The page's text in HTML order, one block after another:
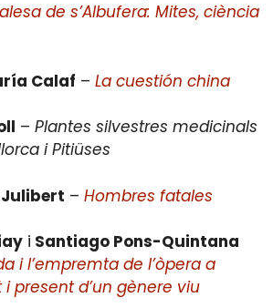
de s’Albufera: Mites, ciència
Calaf – La cuestión china
– Plantes silvestres medicinals
i Pitiüses
Julibert – Hombres fatales
i Santiago Pons-Quintana
i l’empremta de l’òpera a
present d’un gènere viu